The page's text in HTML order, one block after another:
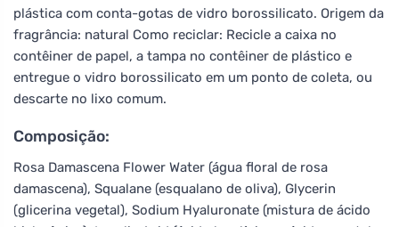
plástica com conta-gotas de vidro borossilicato. Origem da
fragrância: natural Como reciclar: Recicle a caixa no
contêiner de papel, a tampa no contêiner de plástico e
entregue o vidro borossilicato em um ponto de coleta, ou
descarte no lixo comum.
Composição:
Rosa Damascena Flower Water (água floral de rosa
damascena), Squalane (esqualano de oliva), Glycerin
(glicerina vegetal), Sodium Hyaluronate (mistura de ácido